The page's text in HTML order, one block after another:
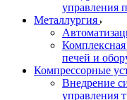
управления
Металлургия
печей и
Компрессорные
Внедрение
управления